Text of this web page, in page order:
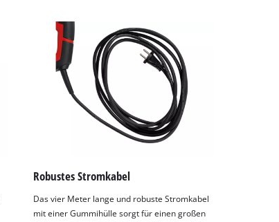
Robustes Stromkabel
Das vier Meter lange und robuste Stromkabel
mit einer Gummihülle sorgt für einen großen